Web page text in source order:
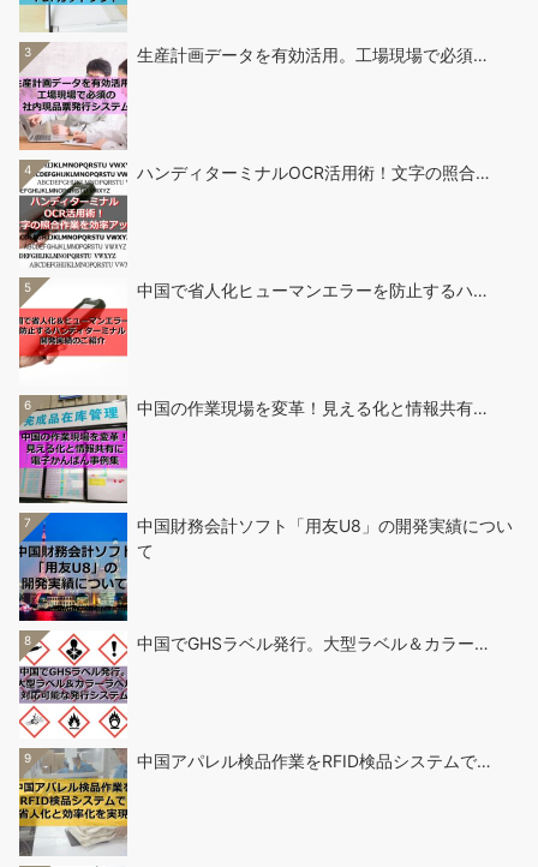
3 生産計画データを有効活用。工場現場で必須…
4 ハンディターミナルOCR活用術！文字の照合…
5 中国で省人化ヒューマンエラーを防止するハ…
6 中国の作業現場を変革！見える化と情報共有…
7
中国財務会計ソフト「用友U8」の開発実績につい
て
8 中国でGHSラベル発行。大型ラベル＆カラー…
9 中国アパレル検品作業をRFID検品システムで…